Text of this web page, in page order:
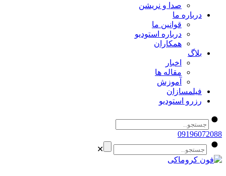
صدا و نریشن
درباره ما
قوانین ما
درباره استودیو
همکاران
بلاگ
اخبار
مقاله ها
آموزش
فیلمسازان
رزرو استودیو
09196072088
✕